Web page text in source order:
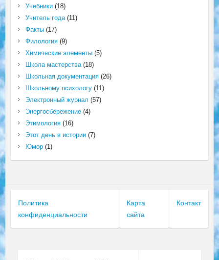
Учебники(18)
Учитель года(11)
Факты(17)
Филология(9)
Химические элементы(5)
Школа мастерства(18)
Школьная документация(26)
Школьному психологу(11)
Электронный журнал (57)
Энергосбережение(4)
Этимология(16)
Этот день в истории(7)
Юмор(1)
Политика
конфиденциальности
Карта
сайта
Контакт